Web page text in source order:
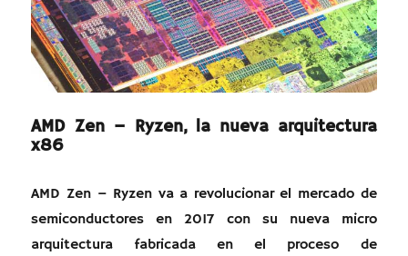
AMD Zen – Ryzen, la nueva arquitectura
x86
AMD Zen – Ryzen va a revolucionar el mercado de
semiconductores en 2017 con su nueva micro
arquitectura fabricada en el proceso de